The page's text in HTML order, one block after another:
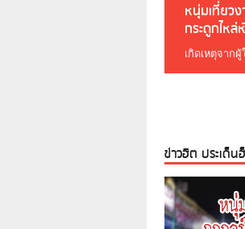
หนุ่มเที่ยว
กระดูกไห
เกิดเหตุจาก
ข่าวฮิต ประเด็น